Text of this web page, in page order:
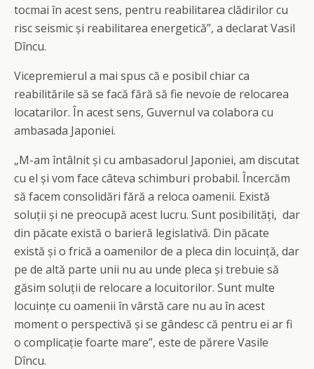
tocmai în acest sens, pentru reabilitarea clădirilor cu
risc seismic și reabilitarea energetică”, a declarat Vasil
Dîncu.
Vicepremierul a mai spus că e posibil chiar ca
reabilitările să se facă fără să fie nevoie de relocarea
locatarilor. În acest sens, Guvernul va colabora cu
ambasada Japoniei.
„M-am întâlnit și cu ambasadorul Japoniei, am discutat
cu el și vom face câteva schimburi probabil. Încercăm
să facem consolidări fără a reloca oamenii. Există
soluții și ne preocupă acest lucru. Sunt posibilități, dar
din păcate există o barieră legislativă. Din păcate
există și o frică a oamenilor de a pleca din locuință, dar
pe de altă parte unii nu au unde pleca și trebuie să
găsim soluții de relocare a locuitorilor. Sunt multe
locuințe cu oamenii în vârstă care nu au în acest
moment o perspectivă și se gândesc că pentru ei ar fi
o complicație foarte mare”, este de părere Vasile
Dîncu.